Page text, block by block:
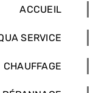
ACCUEIL
SERVICE
CHAUFFAGE